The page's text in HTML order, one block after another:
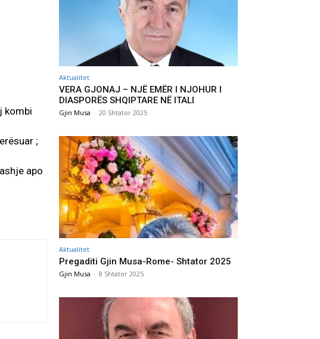
kombi
;
apo
Aktualitet
VERA GJONAJ – NJË EMËR I NJOHUR I
DIASPORËS SHQIPTARE NË ITALI
Gjin Musa - 20 Shtator 2025
Aktualitet
Pregaditi Gjin Musa-Rome- Shtator 2025
Gjin Musa - 8 Shtator 2025